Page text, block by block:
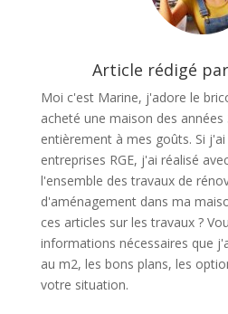
Article rédigé
Moi c'est Marine, j'adore le
acheté une maison des
entièrement à mes goûts. Si
entreprises RGE, j'ai réalisé
l'ensemble des travaux de
d'aménagement dans ma
ces articles sur les travaux ?
informations nécessaires que
au m2, les bons plans, les
votre situation.